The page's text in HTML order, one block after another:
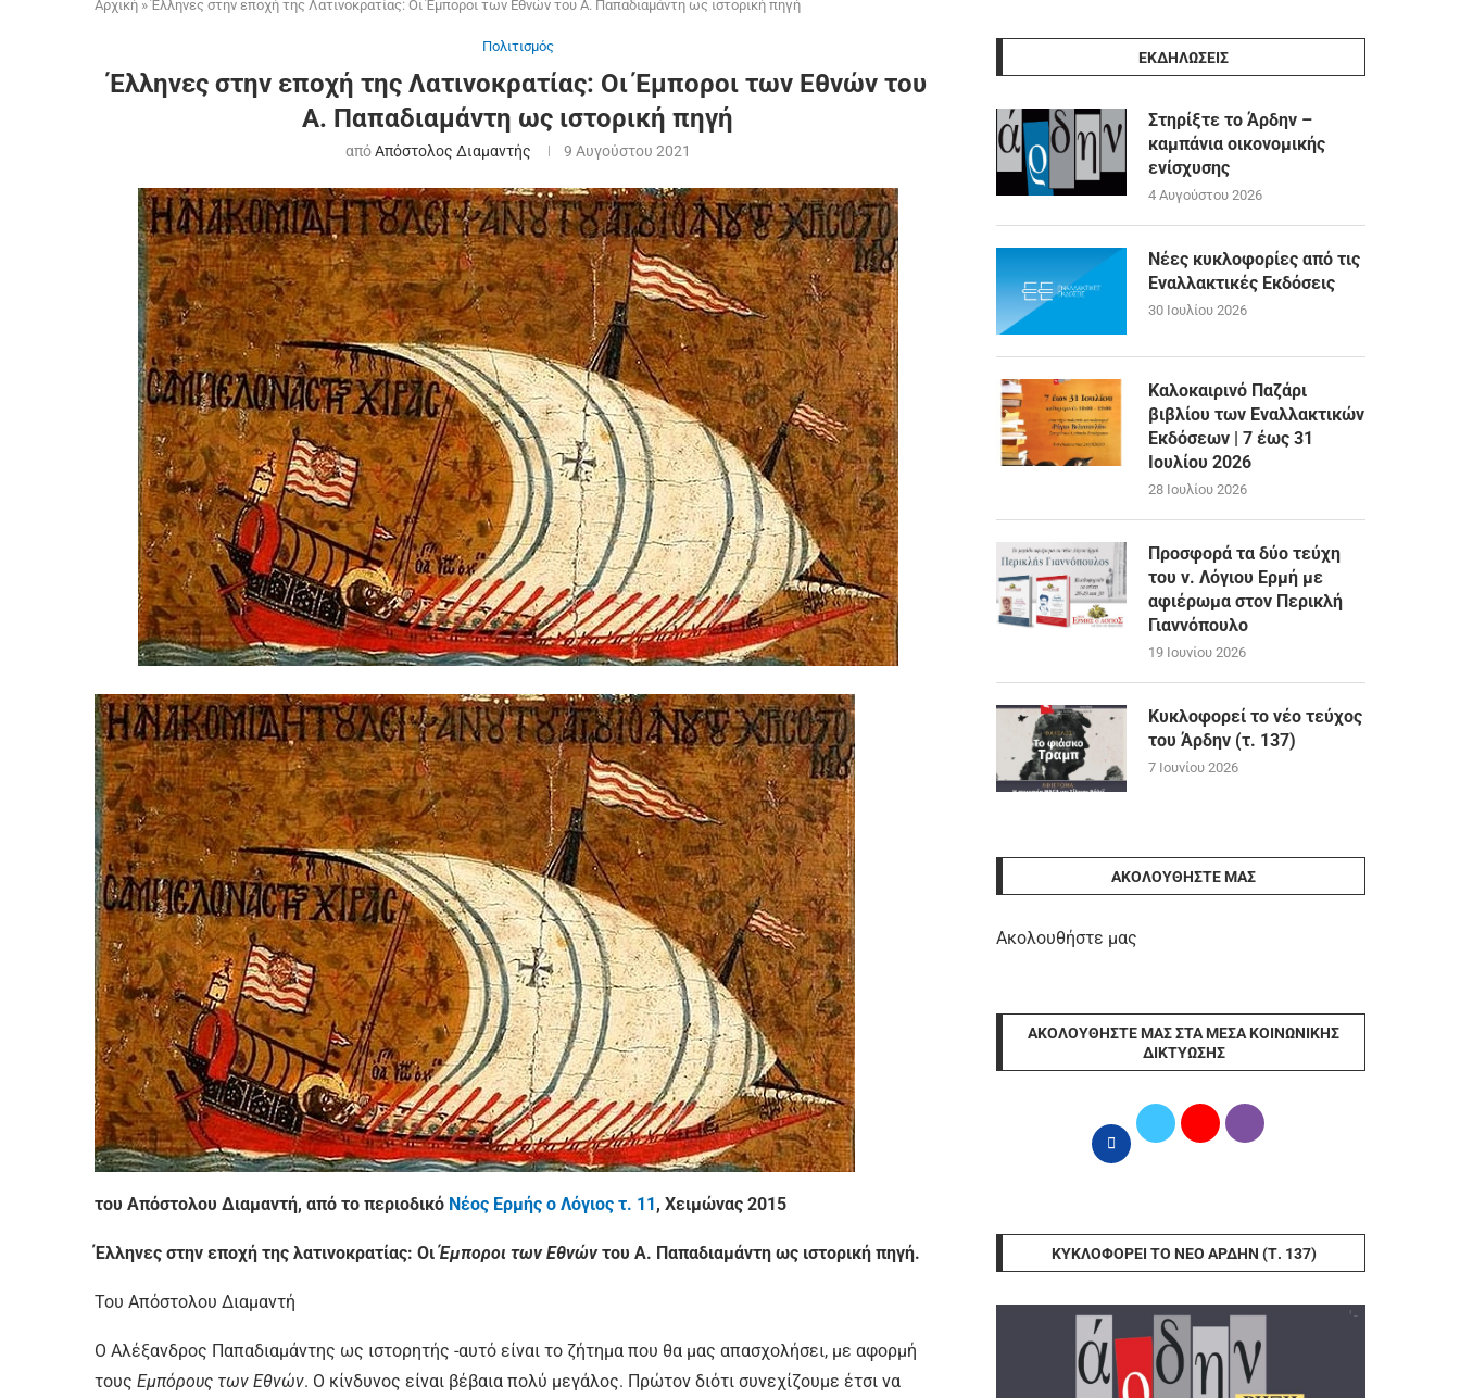
Αρχική » Έλληνες στην εποχή της Λατινοκρατίας: Οι Έμποροι των Εθνών του Α. Παπαδιαμάντη ως ιστορική πηγή
Πολιτισμός
Έλληνες στην εποχή της Λατινοκρατίας: Οι Έμποροι των Εθνών του
Α. Παπαδιαμάντη ως ιστορική πηγή
απόΑπόστολος Διαμαντής 9 Αυγούστου 2021
του Απόστολου Διαμαντή, από το περιοδικό Νέος Ερμής ο Λόγιος τ. 11, Χειμώνας 2015
Έλληνες στην εποχή της λατινοκρατίας: ΟιΈμποροι των Εθνώντου Α. Παπαδιαμάντη ως ιστορική πηγή.
Του Απόστολου Διαμαντή
Ο Αλέξανδρος Παπαδιαμάντης ως ιστορητής -αυτό είναι το ζήτημα που θα μας απασχολήσει, με αφορμή
τους Εμπόρους των Εθνών. Ο κίνδυνος είναι βέβαια πολύ μεγάλος. Πρώτον διότι συνεχίζουμε έτσι να
ΕΚΔΗΛΩΣΕΙΣ
Στηρίξτε το Άρδην –
καμπάνια οικονομικής
ενίσχυσης
4 Αυγούστου 2026
Νέες κυκλοφορίες από τις
Εναλλακτικές Εκδόσεις
30 Ιουλίου 2026
Καλοκαιρινό Παζάρι
βιβλίου των Εναλλακτικών
Εκδόσεων | 7 έως 31
Ιουλίου 2026
28 Ιουλίου 2026
Προσφορά τα δύο τεύχη
του ν. Λόγιου Ερμή με
αφιέρωμα στον Περικλή
Γιαννόπουλο
19 Ιουνίου 2026
Κυκλοφορεί το νέο τεύχος
του Άρδην (τ. 137)
7 Ιουνίου 2026
ΑΚΟΛΟΥΘΉΣΤΕ ΜΑΣ
Ακολουθήστε μας
ΑΚΟΛΟΥΘΉΣΤΕ ΜΑΣ ΣΤΑ ΜΈΣΑ ΚΟΙΝΩΝΙΚΉΣ
ΔΙΚΤΎΩΣΗΣ
ΚΥΚΛΟΦΟΡΕΊ ΤΟ ΝΈΟ ΆΡΔΗΝ (Τ. 137)